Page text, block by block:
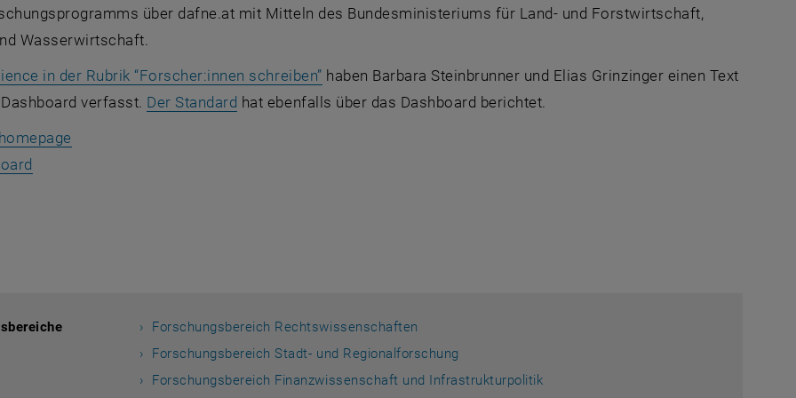
über dafne.at mit Mitteln des Bundesministeriums für Land- und Forstwirtschaft,
Wasserwirtschaft.
in der Rubrik “Forscher:innen schreiben”, öffnet eine externe URL in einem neuen Fenster
haben Barbara Steinbrunner und Elias Grinzinger einen Text
verfasst. Der Standard , öffnet eine externe URL in einem neuen Fenster
hat ebenfalls über das Dashboard berichtet.
Forschungsbereich Rechtswissenschaften
Forschungsbereich Stadt- und Regionalforschung
Forschungsbereich Finanzwissenschaft und Infrastrukturpolitik